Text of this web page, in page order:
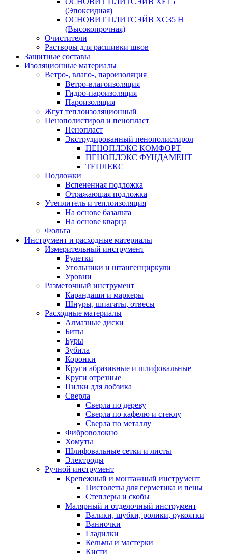
(Эпоксидная)
ОСНОВИТ ПЛИТСЭЙВ XС35 Н
(Высокопрочная)
Очистители
Растворы для расшивки швов
Защитные составы
Изоляционные материалы
Ветро-, влаго-, пароизоляция
Ветро-влагоизоляция
Гидро-пароизоляция
Пароизоляция
Жгут теплоизоляционный
Пенополистирол и пенопласт
Пенопласт
Экструдированный пенополистирол
ПЕНОПЛЭКС КОМФОРТ
ПЕНОПЛЭКС ФУНДАМЕНТ
ТЕПЛЕКС
Подложки
Вспененная подложка
Отражающая подложка
Утеплитель и теплоизоляция
На основе базальта
На основе кварца
Фольга
Инструмент и расходные материалы
Измерительный инструмент
Рулетки
Угольники и штангенциркули
Уровни
Разметочный инструмент
Карандаши и маркеры
Шнуры, шпагаты, отвесы
Расходные материалы
Алмазные диски
Биты
Буры
Зубила
Коронки
Круги абразивные и шлифовальные
Круги отрезные
Пилки для лобзика
Сверла
Сверла по дереву
Сверла по кафелю и стеклу
Сверла по металлу
Фиброволокно
Хомуты
Шлифовальные сетки и листы
Электроды
Ручной инструмент
Крепежный и монтажный инструмент
Пистолеты для герметика и пены
Степлеры и скобы
Малярный и отделочный инструмент
Валики, шубки, ролики, рукоятки
Ванночки
Гладилки
Кельмы и мастерки
Кисти